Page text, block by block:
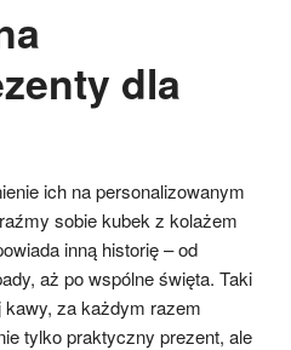
dla
ich na personalizowanym
sobie kubek z kolażem
inną historię – od
aż po wspólne święta. Taki
za każdym razem
tylko praktyczny prezent, ale